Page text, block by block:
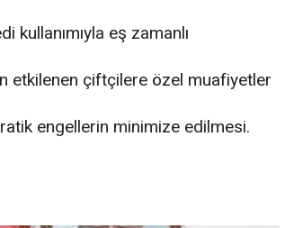
kullanımıyla eş zamanlı
etkilenen çiftçilere özel muafiyetler
engellerin minimize edilmesi.